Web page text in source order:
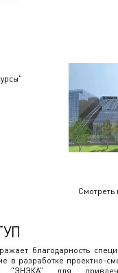
Смотреть
благодарность
в разработке проектно-
"ЭНЭКА" для